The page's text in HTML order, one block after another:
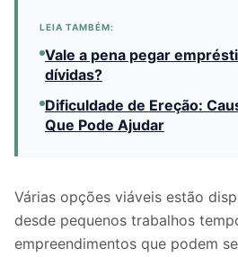
LEIA TAMBÉM:
Vale a pena pegar
dívidas?
Dificuldade de Ereção:
Que Pode Ajudar
Várias opções viáveis estão
desde pequenos trabalhos
empreendimentos que podem